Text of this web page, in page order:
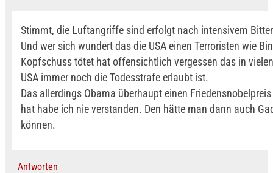
Stimmt, die Luftangriffe sind erfolgt nach intensivem
Und wer sich wundert das die USA einen Terroristen wie
Kopfschuss tötet hat offensichtlich vergessen das in
USA immer noch die Todesstrafe erlaubt ist.
Das allerdings Obama überhaupt einen
hat habe ich nie verstanden. Den hätte man dann auch
können.
Antworten